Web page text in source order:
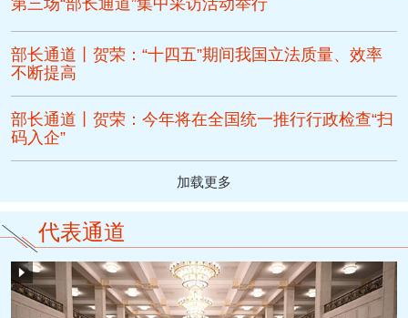
部长通道丨贺荣：“十四五”期间我国立法质量、效率
不断提高
部长通道丨贺荣：今年将在全国统一推行行政检查“扫
码入企”
加载更多
代表通道